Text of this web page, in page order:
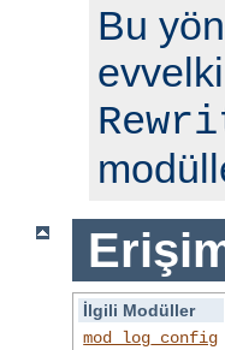
Bu
İlgili Modüller
mod_log_config